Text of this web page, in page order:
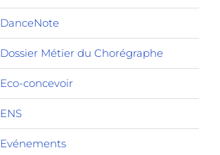
DanceNote
Dossier Métier du Chorégraphe
Eco-concevoir
ENS
Evénements